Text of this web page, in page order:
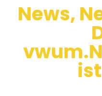
News,